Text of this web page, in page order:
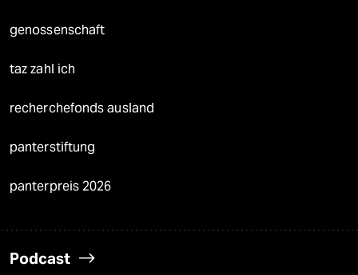
genossenschaft
taz zahl ich
recherchefonds ausland
panterstiftung
panterpreis 2026
Podcast